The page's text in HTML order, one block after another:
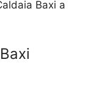
Baxi a